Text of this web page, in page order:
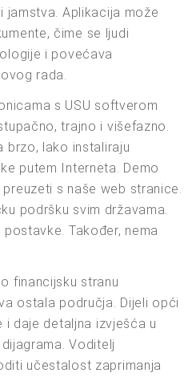
jamstva. Aplikacija može
čime se ljudi
i povećava
rada.
s USU softverom
trajno i višefazno.
brzo, lako instaliraju
putem Interneta. Demo
s naše web stranice.
podršku svim državama.
Također, nema
financijsku stranu
ostala područja. Dijeli opći
i daje detaljna izvješća u
Voditelj
učestalost zaprimanja